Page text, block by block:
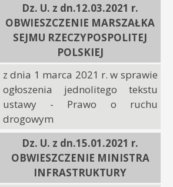
Dz. U. z dn.12.03.2021 r.
OBWIESZCZENIE MARSZAŁKA
SEJMU RZECZYPOSPOLITEJ
POLSKIEJ
z dnia 1 marca 2021 r. w sprawie
ogłoszenia jednolitego tekstu
ustawy - Prawo o ruchu
drogowym
Dz. U. z dn.15.01.2021 r.
OBWIESZCZENIE MINISTRA
INFRASTRUKTURY